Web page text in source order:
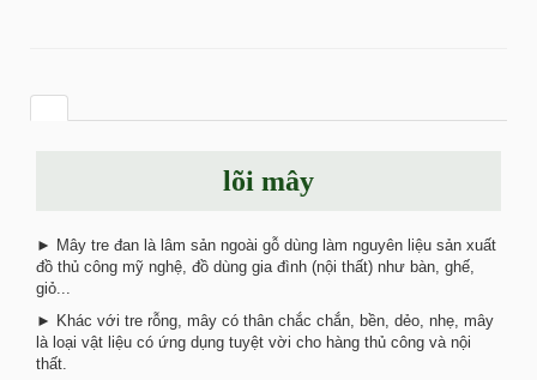
lõi mây
► Mây tre đan là lâm sản ngoài gỗ dùng làm nguyên liệu sản xuất
đồ thủ công mỹ nghệ, đồ dùng gia đình (nội thất) như bàn, ghế,
giỏ...
► Khác với tre rỗng, mây có thân chắc chắn, bền, dẻo, nhẹ, mây
là loại vật liệu có ứng dụng tuyệt vời cho hàng thủ công và nội
thất.